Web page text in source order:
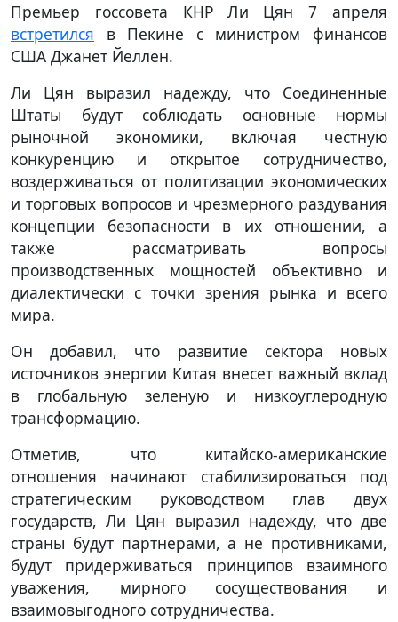
Премьер госсовета КНР Ли Цян 7 апреля
встретился в Пекине с министром финансов
США Джанет Йеллен.
Ли Цян выразил надежду, что Соединенные
Штаты будут соблюдать основные нормы
рыночной экономики, включая честную
конкуренцию и открытое сотрудничество,
воздерживаться от политизации экономических
и торговых вопросов и чрезмерного раздувания
концепции безопасности в их отношении, а
также рассматривать вопросы
производственных мощностей объективно и
диалектически с точки зрения рынка и всего
мира.
Он добавил, что развитие сектора новых
источников энергии Китая внесет важный вклад
в глобальную зеленую и низкоуглеродную
трансформацию.
Отметив, что китайско-американские
отношения начинают стабилизироваться под
стратегическим руководством глав двух
государств, Ли Цян выразил надежду, что две
страны будут партнерами, а не противниками,
будут придерживаться принципов взаимного
уважения, мирного сосуществования и
взаимовыгодного сотрудничества.